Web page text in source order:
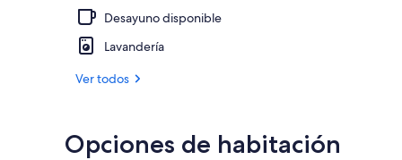
Minibar,
Desayuno disponible
Lavandería
Ver todos
Opciones de habitación